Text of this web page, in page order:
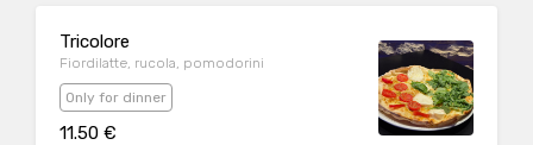
Tricolore
Fiordilatte, rucola, pomodorini
Only for dinner
11.50 €